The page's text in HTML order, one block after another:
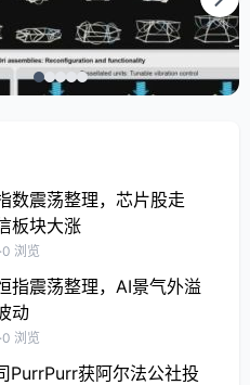
数震荡整理，芯片股走
板块大涨
·0 浏览
指震荡整理，AI景气外溢
动
·0 浏览
PurrPurr获阿尔法公社投